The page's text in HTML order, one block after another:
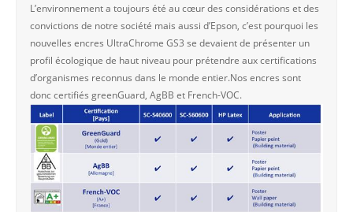
L’environnement a toujours été au cœur des considérations et des
convictions de notre société mais aussi d’Epson, c’est pourquoi les
nouvelles encres UltraChrome GS3 se devaient de présenter un
profil écologique de haut niveau pour prétendre aux certifications
d’organismes reconnus dans le monde entier.Nos encres sont
donc certifiés greenGuard, AgBB et French-VOC.